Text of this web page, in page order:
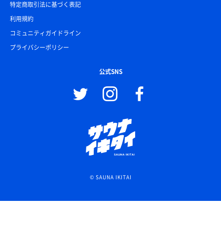
特定商取引法に基づく表記
利用規約
コミュニティガイドライン
プライバシーポリシー
公式SNS
© SAUNA IKITAI